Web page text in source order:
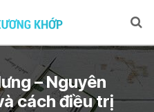
– Nguyên
cách điều trị